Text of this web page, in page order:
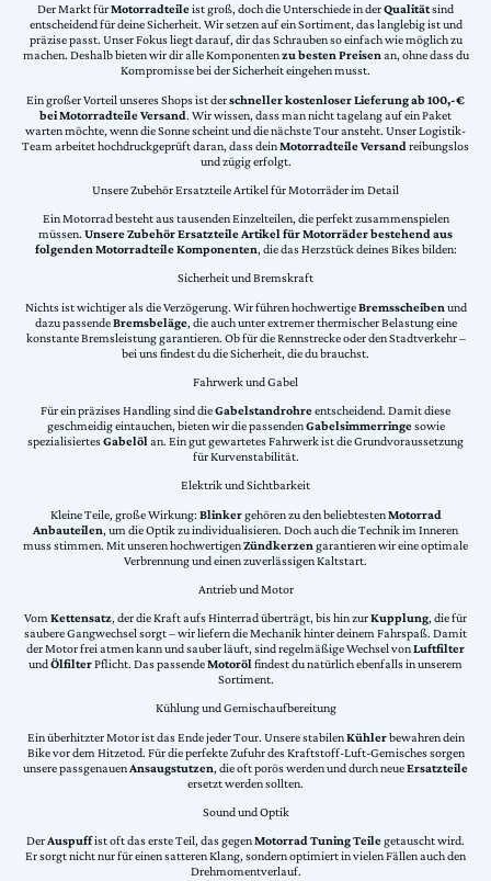
Der Markt fürMotorradteileist groß, doch die Unterschiede in derQualitätsind
entscheidend für deine Sicherheit. Wir setzen auf ein Sortiment, das langlebig ist und
präzise passt. Unser Fokus liegt darauf, dir das Schrauben so einfach wie möglich zu
machen. Deshalb bieten wir dir alle Komponentenzu besten Preisenan, ohne dass du
Kompromisse bei der Sicherheit eingehen musst.
Ein großer Vorteil unseres Shops ist derschneller kostenloser Lieferung ab 100,-€
bei Motorradteile Versand. Wir wissen, dass man nicht tagelang auf ein Paket
warten möchte, wenn die Sonne scheint und die nächste Tour ansteht. Unser Logistik-
Team arbeitet hochdruckgeprüft daran, dass deinMotorradteile Versand reibungslos
und zügig erfolgt.
Unsere Zubehör Ersatzteile Artikel für Motorräder im Detail
Ein Motorrad besteht aus tausenden Einzelteilen, die perfekt zusammenspielen
müssen. Unsere Zubehör Ersatzteile Artikel für Motorräder bestehend aus
folgenden Motorradteile Komponenten, die das Herzstück deines Bikes bilden:
Sicherheit und Bremskraft
Nichts ist wichtiger als die Verzögerung. Wir führen hochwertigeBremsscheiben und
dazu passendeBremsbeläge, die auch unter extremer thermischer Belastung eine
konstante Bremsleistung garantieren. Ob für die Rennstrecke oder den Stadtverkehr –
bei uns findest du die Sicherheit, die du brauchst.
Fahrwerk und Gabel
Für ein präzises Handling sind dieGabelstandrohreentscheidend. Damit diese
geschmeidig eintauchen, bieten wir die passendenGabelsimmerringesowie
spezialisiertesGabelölan. Ein gut gewartetes Fahrwerk ist die Grundvoraussetzung
für Kurvenstabilität.
Elektrik und Sichtbarkeit
Kleine Teile, große Wirkung: Blinkergehören zu den beliebtestenMotorrad
Anbauteilen, um die Optik zu individualisieren. Doch auch die Technik im Inneren
muss stimmen. Mit unseren hochwertigenZündkerzen garantieren wir eine optimale
Verbrennung und einen zuverlässigen Kaltstart.
Antrieb und Motor
VomKettensatz, der die Kraft aufs Hinterrad überträgt, bis hin zurKupplung, die für
saubere Gangwechsel sorgt – wir liefern die Mechanik hinter deinem Fahrspaß. Damit
der Motor frei atmen kann und sauber läuft, sind regelmäßige Wechsel vonLuftfilter
undÖlfilterPflicht. Das passendeMotorölfindest du natürlich ebenfalls in unserem
Sortiment.
Kühlung und Gemischaufbereitung
Ein überhitzter Motor ist das Ende jeder Tour. Unsere stabilenKühlerbewahren dein
Bike vor dem Hitzetod. Für die perfekte Zufuhr des Kraftstoff-Luft-Gemisches sorgen
unsere passgenauenAnsaugstutzen, die oft porös werden und durch neueErsatzteile
ersetzt werden sollten.
Sound und Optik
DerAuspuffist oft das erste Teil, das gegenMotorrad Tuning Teilegetauscht wird.
Er sorgt nicht nur für einen satteren Klang, sondern optimiert in vielen Fällen auch den
Drehmomentverlauf.